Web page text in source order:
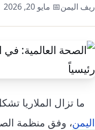
ثقافة
إرشاد زراعي
قضايا
قصة
انفوجرافيك
ريف اليمن📅 مايو 20, 2026
ما تزال الملاريا
اليمن، وفق منظمة